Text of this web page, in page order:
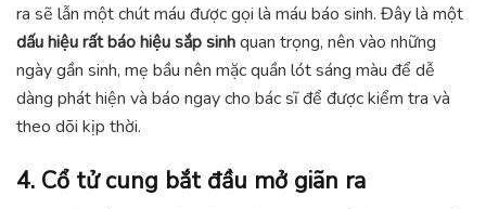
ra sẽ lẫn một chút máu được gọi là máu báo sinh. Đây là một
dấu hiệu rất báo hiệu sắp sinhquan trọng, nên vào những
ngày gần sinh, mẹ bầu nên mặc quần lót sáng màu để dễ
dàng phát hiện và báo ngay cho bác sĩ để được kiểm tra và
theo dõi kịp thời.
4. Cổ tử cung bắt đầu mở giãn ra